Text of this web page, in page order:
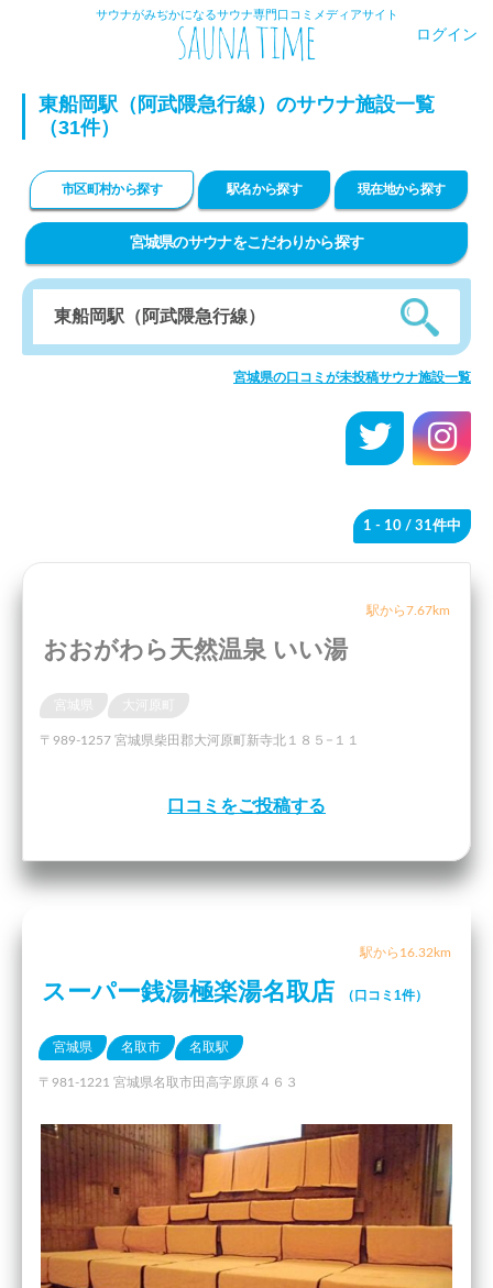
サウナがみぢかになるサウナ専門口コミメディアサイト
ログイン
東船岡駅（阿武隈急行線）のサウナ施設一覧
（31件）
市区町村から探す 駅名から探す 現在地から探す
宮城県のサウナをこだわりから探す
宮城県の口コミが未投稿サウナ施設一覧
1 - 10 / 31件中
駅から7.67km
おおがわら天然温泉 いい湯
〒989-1257 宮城県柴田郡大河原町新寺北１８５−１１
口コミをご投稿する
駅から16.32km
スーパー銭湯極楽湯名取店 （口コミ1件）
宮城県 名取市 名取駅
〒981-1221 宮城県名取市田高字原原４６３